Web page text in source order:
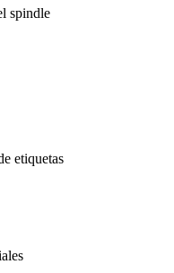
spindle
etiquetas